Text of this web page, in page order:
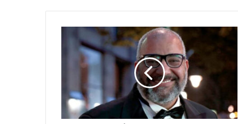
بيومي
مفاجأته